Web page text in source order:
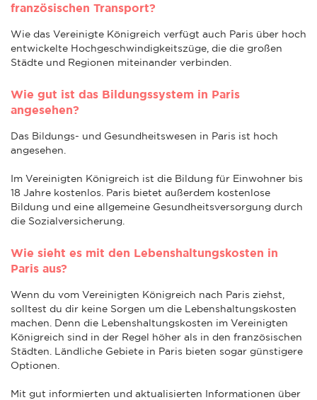
französischen Transport?
Wie das Vereinigte Königreich verfügt auch Paris über hoch
entwickelte Hochgeschwindigkeitszüge, die die großen
Städte und Regionen miteinander verbinden.
Wie gut ist das Bildungssystem in Paris
angesehen?
Das Bildungs- und Gesundheitswesen in Paris ist hoch
angesehen.
Im Vereinigten Königreich ist die Bildung für Einwohner bis
18 Jahre kostenlos. Paris bietet außerdem kostenlose
Bildung und eine allgemeine Gesundheitsversorgung durch
die Sozialversicherung.
Wie sieht es mit den Lebenshaltungskosten in
Paris aus?
Wenn du vom Vereinigten Königreich nach Paris ziehst,
solltest du dir keine Sorgen um die Lebenshaltungskosten
machen. Denn die Lebenshaltungskosten im Vereinigten
Königreich sind in der Regel höher als in den französischen
Städten. Ländliche Gebiete in Paris bieten sogar günstigere
Optionen.
Mit gut informierten und aktualisierten Informationen über